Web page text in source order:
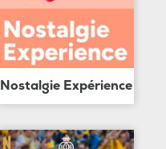
Nostalgie Expérience